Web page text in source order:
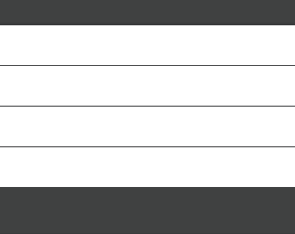
真無線耳機的讀者可以在下
親自體驗實測後歸納出這副耳機主